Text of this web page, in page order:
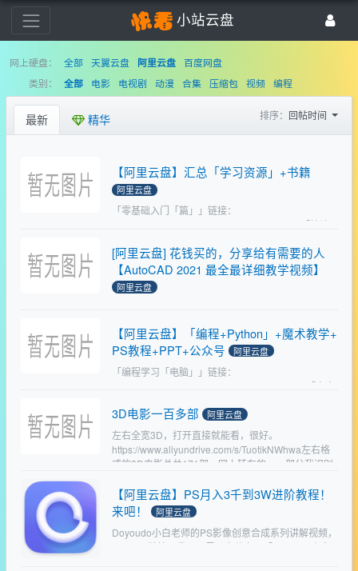
小站云盘
网上硬盘： 全部 天翼云盘 阿里云盘 百度网盘
类别：
全部 电影 电视剧 动漫 合集 压缩包 视频 编程
最新 精华 排序： 回帖时间
【阿里云盘】汇总「学习资源」+书籍
阿里云盘
「零基础入门「篇」」链接：
https://www.aliyundrive.com/s/Qr43y6Yc5k9「快速
https://www.aliyundrive.com/s/g…
[阿里云盘] 花钱买的，分享给有需要的人
【AutoCAD 2021 最全最详细教学视频】
阿里云盘
学链
接:https://www.aliyundrive.com/s/mHXRys5kH…
【阿里云盘】「编程+Python」+魔术教学+
PS教程+PPT+公众号
阿里云盘
「编程学习「电脑」」链接：
https://www.aliyundrive.com/s/wAhE12o8JRy「中文
https://www.aliyundrive.com/s/H…
3D电影一百多部 阿里云盘
左右全宽3D，打开直接就能看，很好。
https://www.aliyundrive.com/s/TuotikNWhwa左右格
式的3D电影总共171部，网上转存的。一部分我识别
【阿里云盘】PS月入3千到3W进阶教程！
来吧！
阿里云盘
Doyoudo小白老师的PS影像创意合成系列讲解视频，
原价149链接：我用阿里云盘分享了「doyoudo小白